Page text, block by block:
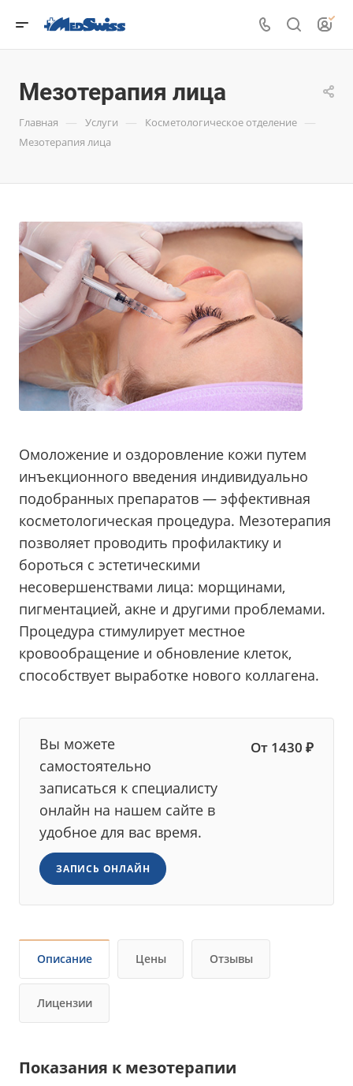
Мезотерапия лица
Главная — Услуги — Косметологическое отделение —
Мезотерапия лица
Омоложение и оздоровление кожи путем
инъекционного введения индивидуально
подобранных препаратов — эффективная
косметологическая процедура. Мезотерапия
позволяет проводить профилактику и
бороться с эстетическими
несовершенствами лица: морщинами,
пигментацией, акне и другими проблемами.
Процедура стимулирует местное
кровообращение и обновление клеток,
способствует выработке нового коллагена.
Вы можете
самостоятельно
записаться к специалисту
онлайн на нашем сайте в
удобное для вас время.
От 1430 ₽
ЗАПИСЬ ОНЛАЙН
Описание Цены Отзывы
Лицензии
Показания к мезотерапии